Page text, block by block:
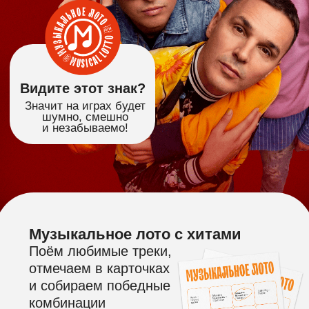
и незабываемо!
Музыкальное лото с хитами
Поём любимые треки,
отмечаем в карточках
и собираем победные
комбинации
Дарим бутылку вина!
Всем именинникам в подарок
красное полусладкое
и сертификат на бесплатную
Простые правила
и классная атмосфера
На игре ничего не нужно
угадывать, песни и слова